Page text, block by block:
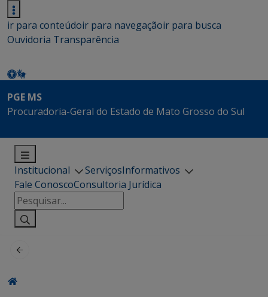
ir para conteúdoir para navegaçãoir para busca
Ouvidoria Transparência
PGE MS
Procuradoria-Geral do Estado de Mato Grosso do Sul
Institucional ServiçosInformativos
Fale ConoscoConsultoria Jurídica
Pesquisar
por: